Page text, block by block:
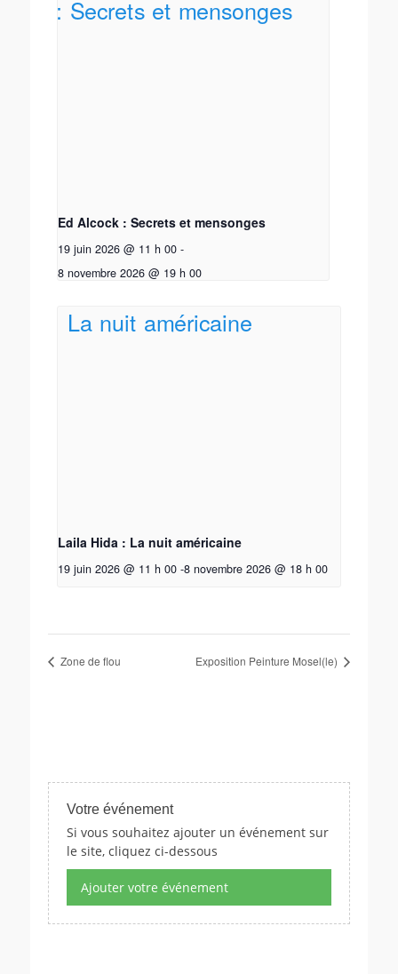
Ed Alcock : Secrets et mensonges
19 juin 2026 @ 11 h 00 -
8 novembre 2026 @ 19 h 00
Laila Hida : La nuit américaine
19 juin 2026 @ 11 h 00 -8 novembre 2026 @ 18 h 00
Zone de flou Exposition Peinture Mosel(le)
Votre événement
Si vous souhaitez ajouter un événement sur
le site, cliquez ci-dessous
Ajouter votre événement